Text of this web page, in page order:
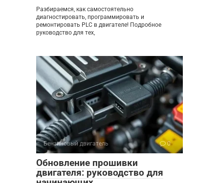
Разбираемся, как самостоятельно
диагностировать, программировать и
ремонтировать PLC в двигателе! Подробное
руководство для тех,
Бензиновый двигатель 0
Обновление прошивки
двигателя: руководство для